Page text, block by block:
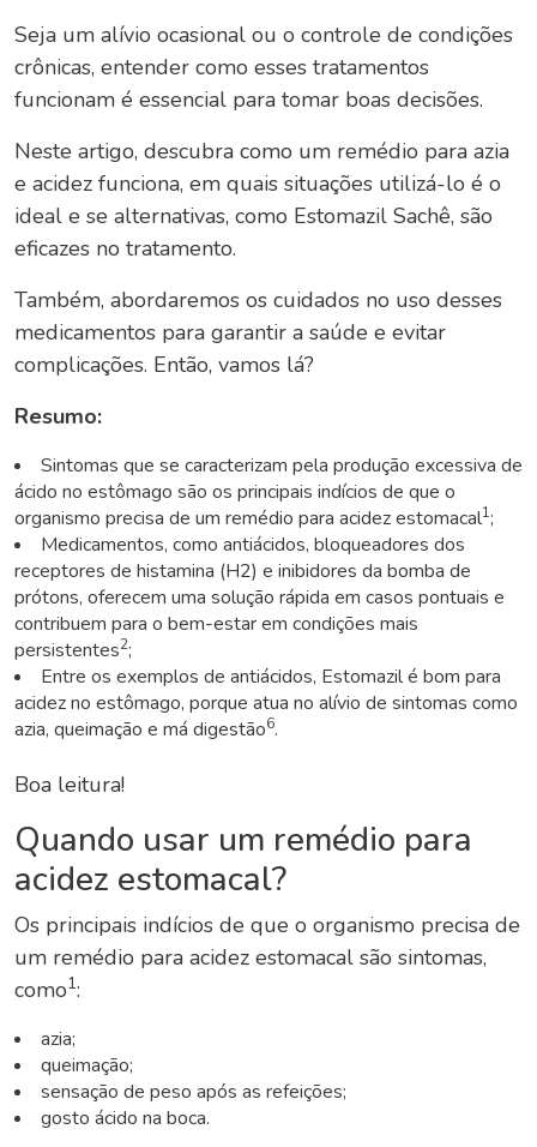
Seja um alívio ocasional ou o controle de condições
crônicas, entender como esses tratamentos
funcionam é essencial para tomar boas decisões.
Neste artigo, descubra como um remédio para azia
e acidez funciona, em quais situações utilizá-lo é o
ideal e se alternativas, como Estomazil Sachê, são
eficazes no tratamento.
Também, abordaremos os cuidados no uso desses
medicamentos para garantir a saúde e evitar
complicações. Então, vamos lá?
Resumo:
Sintomas que se caracterizam pela produção excessiva de
ácido no estômago são os principais indícios de que o
organismo precisa de um remédio para acidez estomacal1;
Medicamentos, como antiácidos, bloqueadores dos
receptores de histamina (H2) e inibidores da bomba de
prótons, oferecem uma solução rápida em casos pontuais e
contribuem para o bem-estar em condições mais
persistentes2;
Entre os exemplos de antiácidos, Estomazil é bom para
acidez no estômago, porque atua no alívio de sintomas como
azia, queimação e má digestão6.
Boa leitura!
Quando usar um remédio para
acidez estomacal?
Os principais indícios de que o organismo precisa de
um remédio para acidez estomacal são sintomas,
como1:
azia;
queimação;
sensação de peso após as refeições;
gosto ácido na boca.